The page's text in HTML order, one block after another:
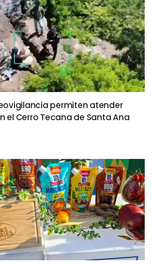
permiten atender
el Cerro Tecana de Santa Ana